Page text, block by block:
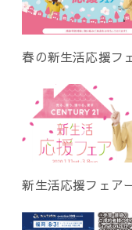
春の新生活応援フ
新生活応援フェア